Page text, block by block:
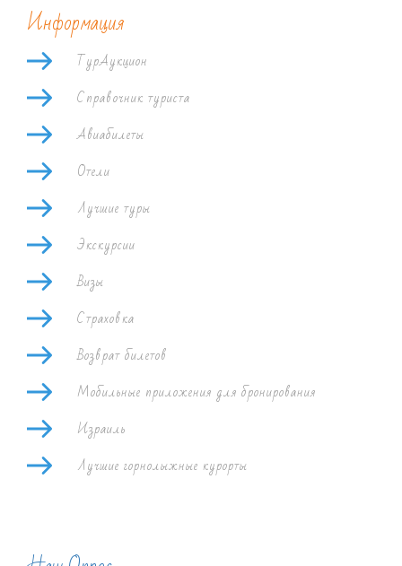
Информация
ТурАукцион
Справочник туриста
Авиабилеты
Отели
Лучшие туры
Экскурсии
Визы
Страховка
Возврат билетов
Мобильные приложения для бронирования
Израиль
Лучшие горнолыжные курорты